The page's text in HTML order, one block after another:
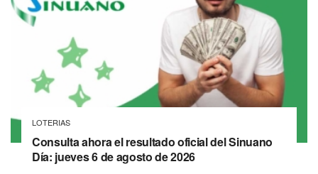
LOTERIAS
Consulta ahora el resultado oficial del Sinuano
Día: jueves 6 de agosto de 2026